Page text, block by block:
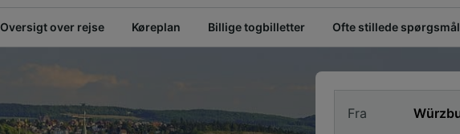
Oversigt over rejse Køreplan Billige togbilletter Ofte stillede spørgsmål
Fra